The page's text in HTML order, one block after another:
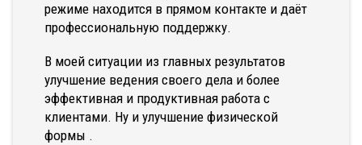
режиме находится в прямом контакте и даёт
профессиональную поддержку.
В моей ситуации из главных результатов
улучшение ведения своего дела и более
эффективная и продуктивная работа с
клиентами. Ну и улучшение физической
формы .